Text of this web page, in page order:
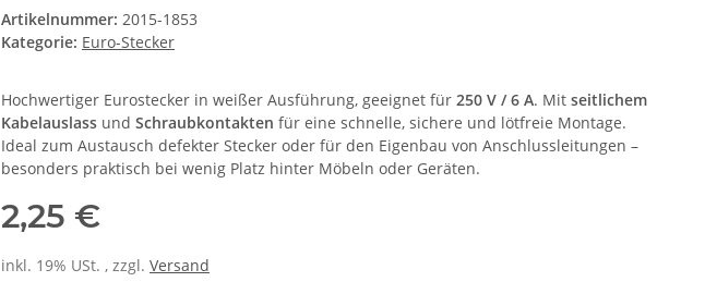
Artikelnummer: 2015-1853
Kategorie: Euro-Stecker
Hochwertiger Eurostecker in weißer Ausführung, geeignet für 250 V / 6 A. Mit seitlichem
Kabelauslass und Schraubkontakten für eine schnelle, sichere und lötfreie Montage.
Ideal zum Austausch defekter Stecker oder für den Eigenbau von Anschlussleitungen –
besonders praktisch bei wenig Platz hinter Möbeln oder Geräten.
2,25 €
inkl. 19% USt. , zzgl. Versand